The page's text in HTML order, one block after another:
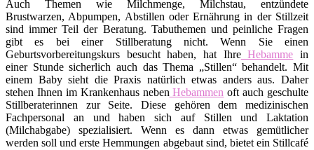
Auch Themen wie Milchmenge, Milchstau, entzündete
Brustwarzen, Abpumpen, Abstillen oder Ernährung in der Stillzeit
sind immer Teil der Beratung. Tabuthemen und peinliche Fragen
gibt es bei einer Stillberatung nicht. Wenn Sie einen
Geburtsvorbereitungskurs besucht haben, hat IhreHebamme in
einer Stunde sicherlich auch das Thema „Stillen“ behandelt. Mit
einem Baby sieht die Praxis natürlich etwas anders aus. Daher
stehen Ihnen im Krankenhaus neben Hebammen oft auch geschulte
Stillberaterinnen zur Seite. Diese gehören dem medizinischen
Fachpersonal an und haben sich auf Stillen und Laktation
(Milchabgabe) spezialisiert. Wenn es dann etwas gemütlicher
werden soll und erste Hemmungen abgebaut sind, bietet ein Stillcafé